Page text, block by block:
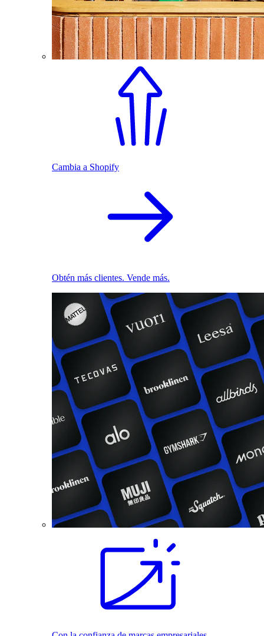
Cambia a Shopify
Obtén más clientes. Vende más.